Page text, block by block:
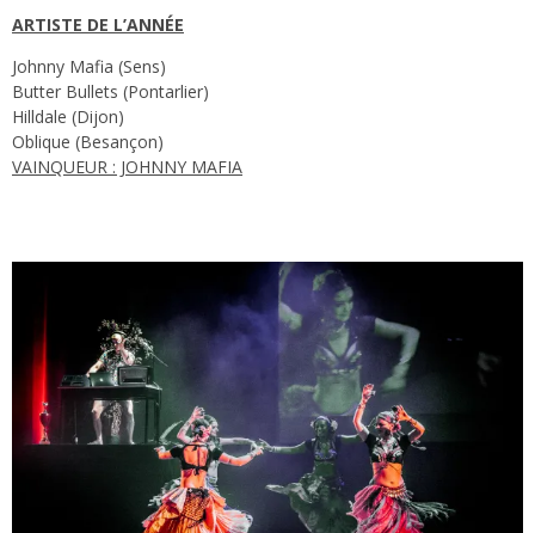
ARTISTE DE L’ANNÉE
Johnny Mafia (Sens)
Butter Bullets (Pontarlier)
Hilldale (Dijon)
Oblique (Besançon)
VAINQUEUR : JOHNNY MAFIA